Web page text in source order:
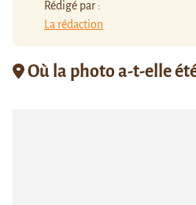
Rédigé par :
La rédaction
Où la photo a-t-elle